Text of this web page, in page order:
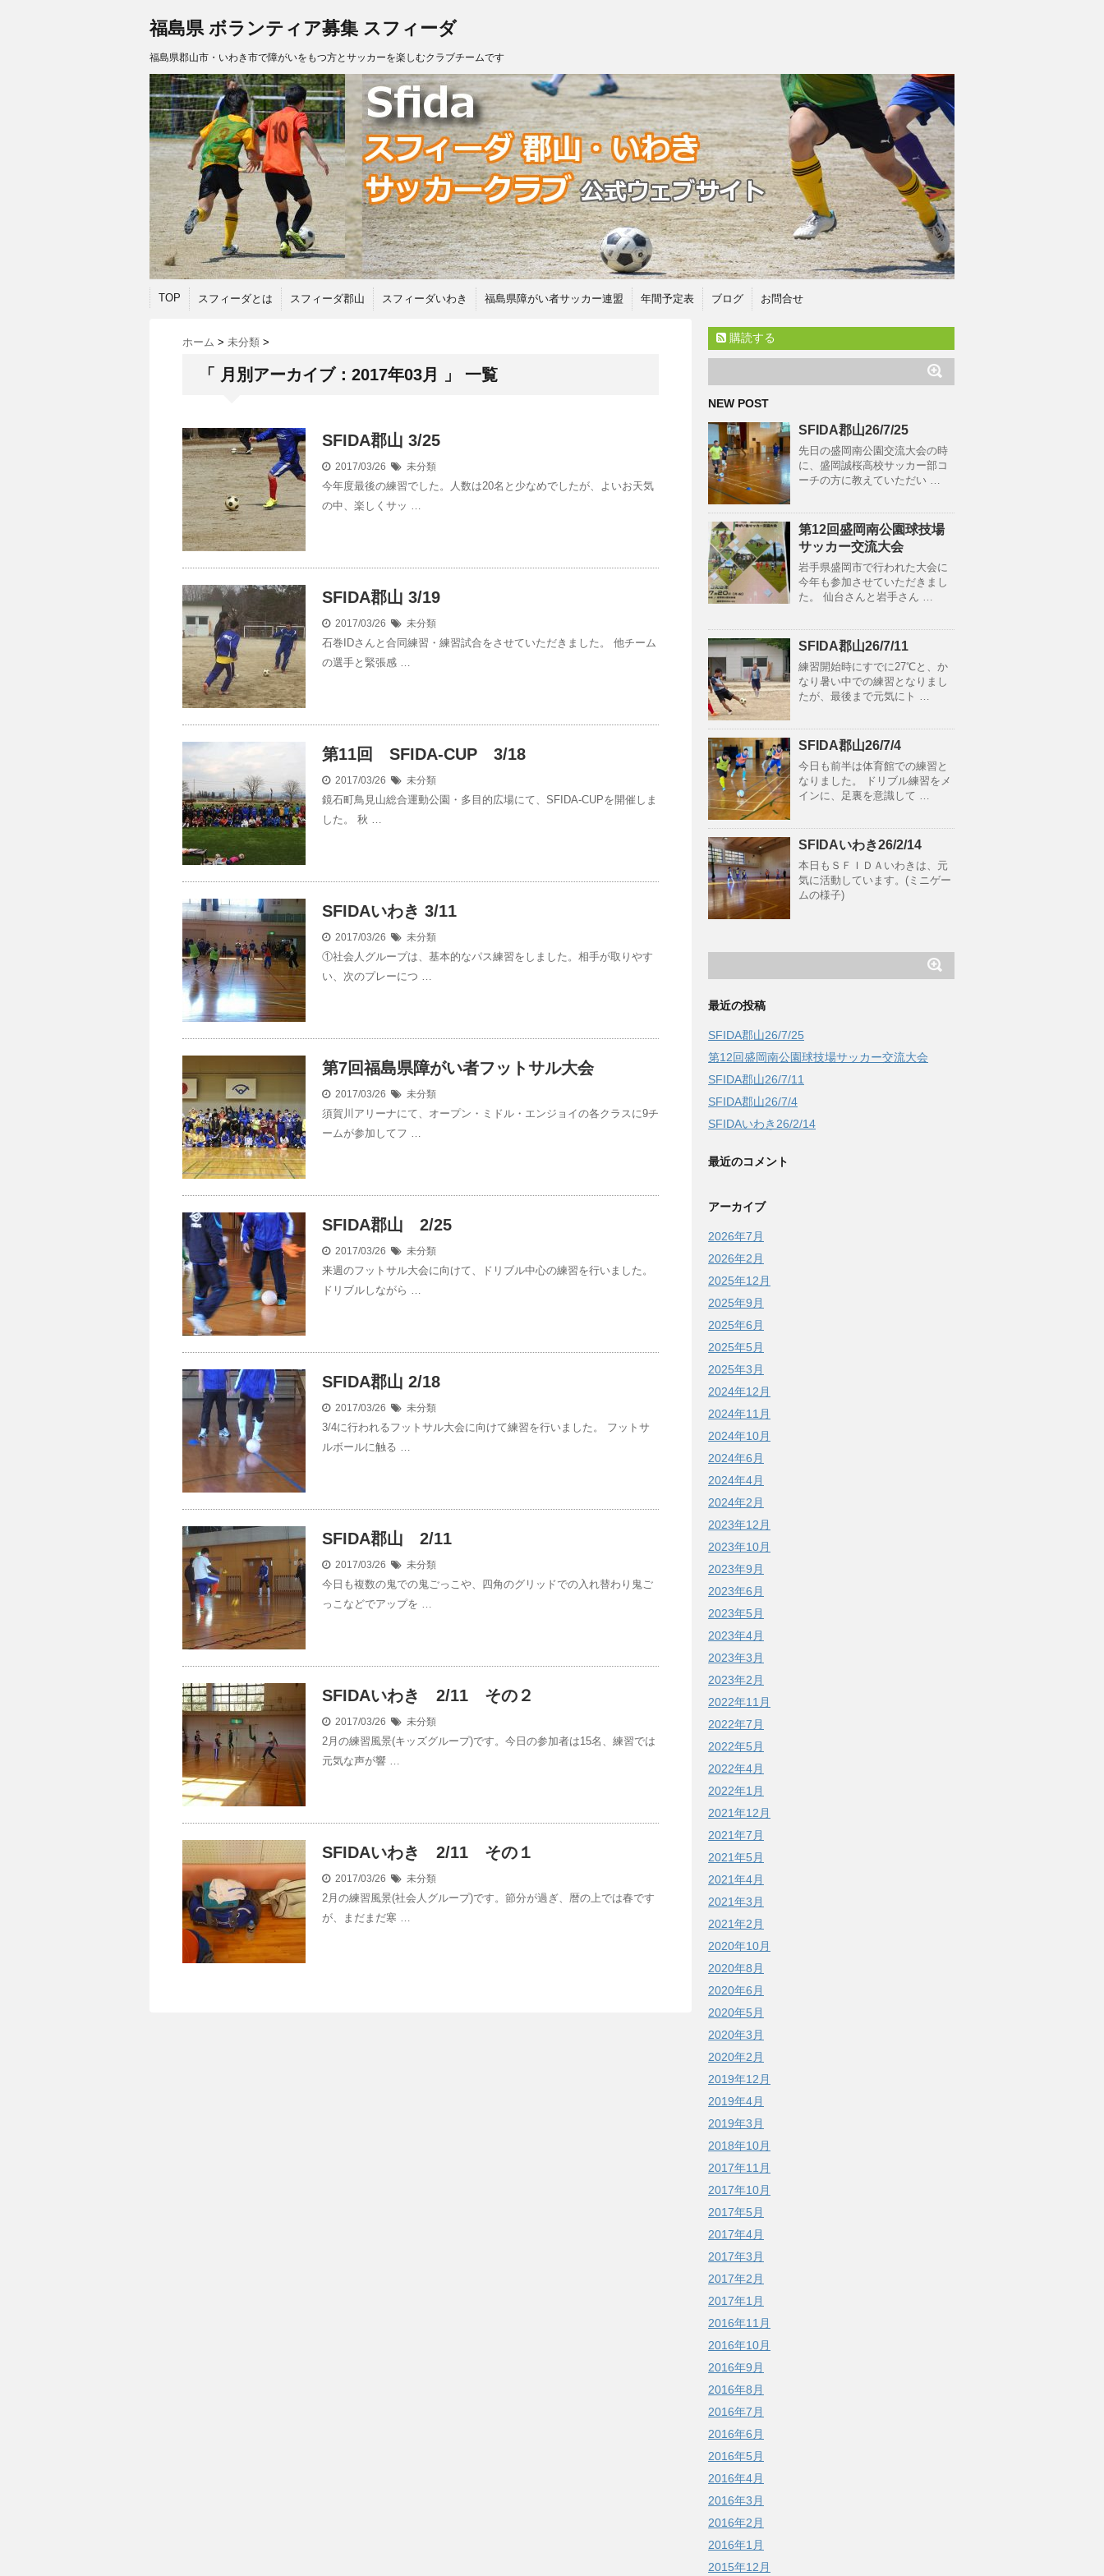
福島県 ボランティア募集 スフィーダ
福島県郡山市・いわき市で障がいをもつ方とサッカーを楽しむクラブチームです
TOP スフィーダとは スフィーダ郡山 スフィーダいわき 福島県障がい者サッカー連盟 年間予定表 ブログ お問合せ
ホーム > 未分類 >
「 月別アーカイブ：2017年03月 」 一覧
SFIDA郡山 3/25
2017/03/26 未分類
今年度最後の練習でした。人数は20名と少なめでしたが、よいお天気
の中、楽しくサッ …
SFIDA郡山 3/19
2017/03/26 未分類
石巻IDさんと合同練習・練習試合をさせていただきました。 他チーム
の選手と緊張感 …
第11回 SFIDA-CUP 3/18
2017/03/26 未分類
鏡石町鳥見山総合運動公園・多目的広場にて、SFIDA-CUPを開催しま
した。 秋 …
SFIDAいわき 3/11
2017/03/26 未分類
①社会人グループは、基本的なパス練習をしました。相手が取りやす
い、次のプレーにつ …
第7回福島県障がい者フットサル大会
2017/03/26 未分類
須賀川アリーナにて、オープン・ミドル・エンジョイの各クラスに9チ
ームが参加してフ …
SFIDA郡山 2/25
2017/03/26 未分類
来週のフットサル大会に向けて、ドリブル中心の練習を行いました。
ドリブルしながら …
SFIDA郡山 2/18
2017/03/26 未分類
3/4に行われるフットサル大会に向けて練習を行いました。 フットサ
ルボールに触る …
SFIDA郡山 2/11
2017/03/26 未分類
今日も複数の鬼での鬼ごっこや、四角のグリッドでの入れ替わり鬼ご
っこなどでアップを …
SFIDAいわき 2/11 その２
2017/03/26 未分類
2月の練習風景(キッズグループ)です。今日の参加者は15名、練習では
元気な声が響 …
SFIDAいわき 2/11 その１
2017/03/26 未分類
2月の練習風景(社会人グループ)です。節分が過ぎ、暦の上では春です
が、まだまだ寒 …
購読する
NEW POST
SFIDA郡山26/7/25
先日の盛岡南公園交流大会の時
に、盛岡誠桜高校サッカー部コ
ーチの方に教えていただい …
第12回盛岡南公園球技場
サッカー交流大会
岩手県盛岡市で行われた大会に
今年も参加させていただきまし
た。 仙台さんと岩手さん …
SFIDA郡山26/7/11
練習開始時にすでに27℃と、か
なり暑い中での練習となりまし
たが、最後まで元気にト …
SFIDA郡山26/7/4
今日も前半は体育館での練習と
なりました。 ドリブル練習をメ
インに、足裏を意識して …
SFIDAいわき26/2/14
本日もＳＦＩＤＡいわきは、元
気に活動しています。(ミニゲー
ムの様子)
最近の投稿
SFIDA郡山26/7/25
第12回盛岡南公園球技場サッカー交流大会
SFIDA郡山26/7/11
SFIDA郡山26/7/4
SFIDAいわき26/2/14
最近のコメント
アーカイブ
2026年7月
2026年2月
2025年12月
2025年9月
2025年6月
2025年5月
2025年3月
2024年12月
2024年11月
2024年10月
2024年6月
2024年4月
2024年2月
2023年12月
2023年10月
2023年9月
2023年6月
2023年5月
2023年4月
2023年3月
2023年2月
2022年11月
2022年7月
2022年5月
2022年4月
2022年1月
2021年12月
2021年7月
2021年5月
2021年4月
2021年3月
2021年2月
2020年10月
2020年8月
2020年6月
2020年5月
2020年3月
2020年2月
2019年12月
2019年4月
2019年3月
2018年10月
2017年11月
2017年10月
2017年5月
2017年4月
2017年3月
2017年2月
2017年1月
2016年11月
2016年10月
2016年9月
2016年8月
2016年7月
2016年6月
2016年5月
2016年4月
2016年3月
2016年2月
2016年1月
2015年12月